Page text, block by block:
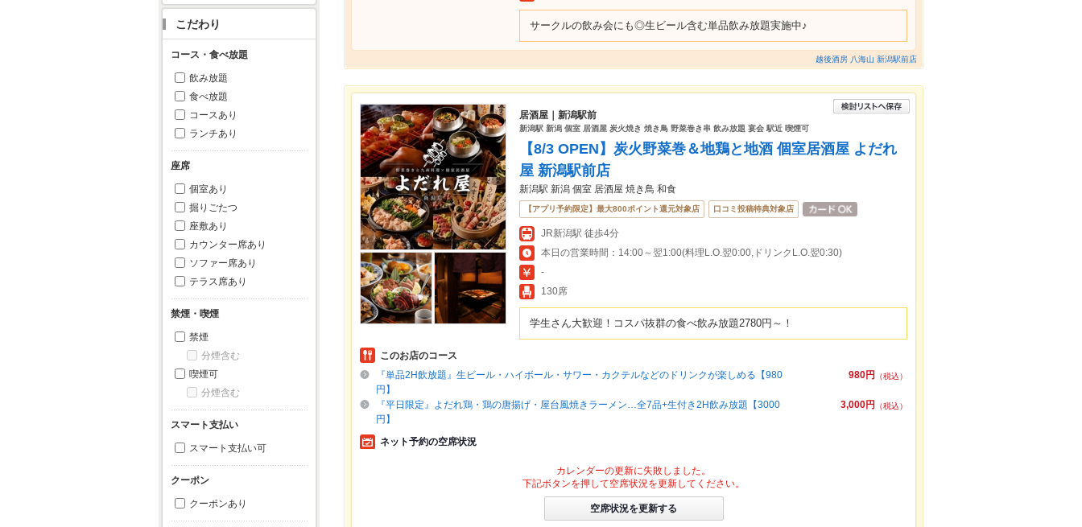
こだわり
コース・食べ放題
飲み放題
食べ放題
コースあり
ランチあり
座席
個室あり
掘りごたつ
座敷あり
カウンター席あり
ソファー席あり
テラス席あり
禁煙・喫煙
禁煙
分煙含む
喫煙可
分煙含む
スマート支払い
スマート支払い可
クーポン
クーポンあり
サークルの飲み会にも◎生ビール含む単品飲み放題実施中♪
越後酒房 八海山 新潟駅前店
居酒屋｜新潟駅前
新潟駅 新潟 個室 居酒屋 炭火焼き 焼き鳥 野菜巻き串 飲み放題 宴会 駅近 喫煙可
【8/3 OPEN】炭火野菜巻＆地鶏と地酒 個室居酒屋 よだれ
屋 新潟駅前店
新潟駅 新潟 個室 居酒屋 焼き鳥 和食
【アプリ予約限定】最大800ポイント還元対象店 口コミ投稿特典対象店
JR新潟駅 徒歩4分
本日の営業時間：14:00～翌1:00(料理L.O.翌0:00,ドリンクL.O.翌0:30)
-
130席
学生さん大歓迎！コスパ抜群の食べ飲み放題2780円～！
このお店のコース
980円
（税込）
『単品2H飲放題』生ビール・ハイボール・サワー・カクテルなどのドリンクが楽しめる【980
円】
3,000円
（税込）
『平日限定』よだれ鶏・鶏の唐揚げ・屋台風焼きラーメン…全7品+生付き2H飲み放題【3000
円】
ネット予約の空席状況
カレンダーの更新に失敗しました。
下記ボタンを押して空席状況を更新してください。
空席状況を更新する